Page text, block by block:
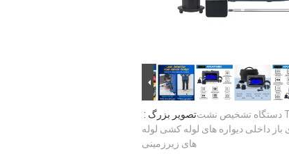
تصویر بزرگ :سری TYM-A دستگاه تشخیص نشت
داخلی دیواره های لوله کشی لوله
های زیرزمینی